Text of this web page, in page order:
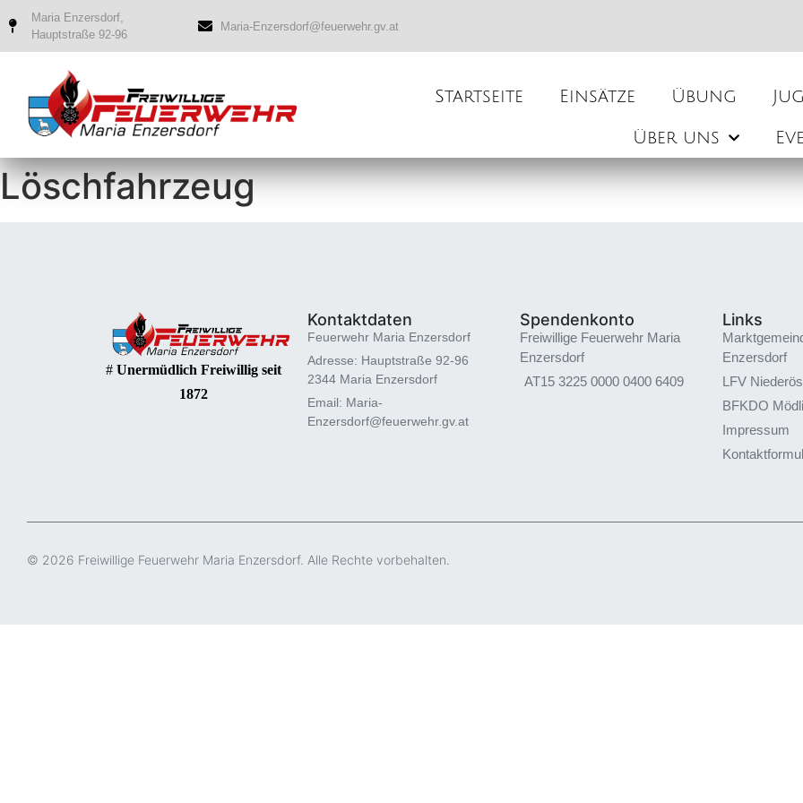
Maria Enzersdorf,
Hauptstraße 92-96
Maria-Enzersdorf@feuerwehr.gv.at
Startseite Einsätze Übung
Über uns
Löschfahrzeug
# Unermüdlich Freiwillig seit
1872
Kontaktdaten
Feuerwehr Maria Enzersdorf
Adresse: Hauptstraße 92-96
2344 Maria Enzersdorf
Email: Maria-
Enzersdorf@feuerwehr.gv.at
Spendenkonto
Freiwillige Feuerwehr Maria
Enzersdorf
AT15 3225 0000 0400 6409
Links
Enzersdorf
LFV
BFKDO
Impressum
© 2026 Freiwillige Feuerwehr Maria Enzersdorf. Alle Rechte vorbehalten.